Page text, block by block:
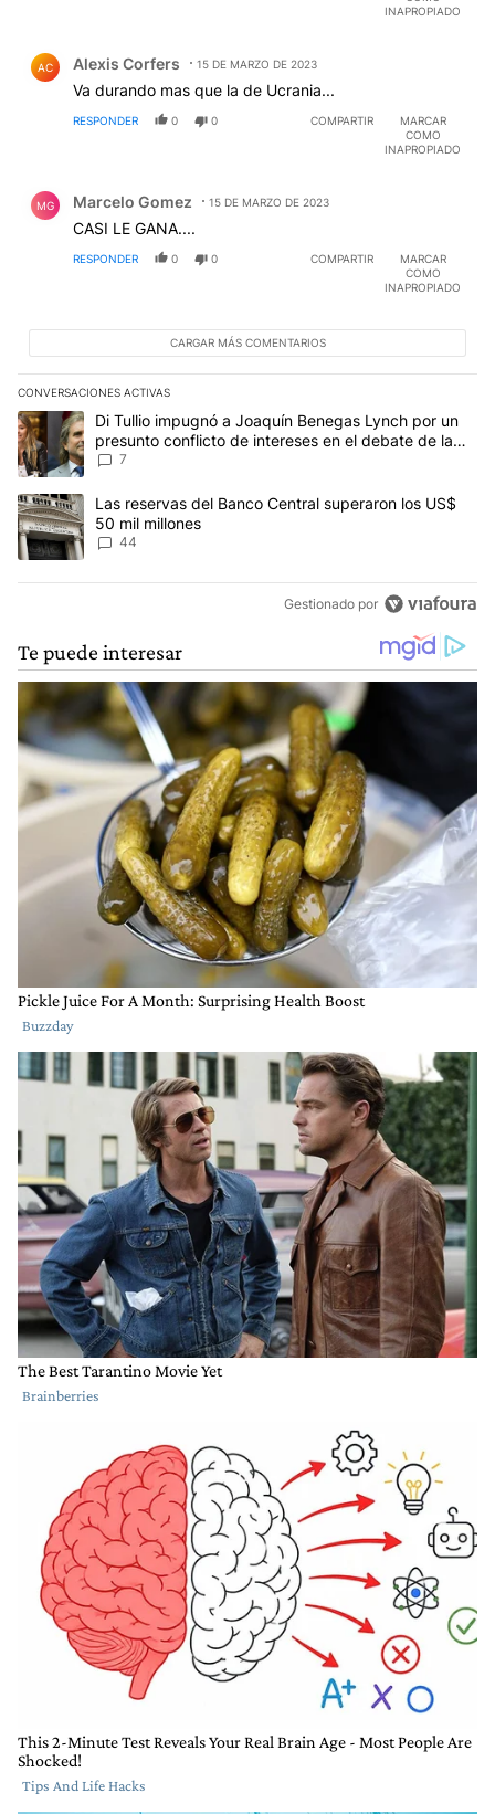
INAPROPIADO
AC Alexis Corfers 15 DE MARZO DE 2023
Va durando mas que la de Ucrania...
RESPONDER 0 0 COMPARTIR
MARCAR
COMO
INAPROPIADO
MG Marcelo Gomez 15 DE MARZO DE 2023
CASI LE GANA....
RESPONDER 0 0 COMPARTIR
MARCAR
COMO
INAPROPIADO
CARGAR MÁS COMENTARIOS
CONVERSACIONES ACTIVAS
Este listado muestra los artículos con más comentarios en los
Un artículo de tendencia con el título "Di Tullio impugnó a
Di Tullio impugnó a Joaquín Benegas Lynch por un
presunto conflicto de intereses en el debate de la
Ley de Tierras
7
Un artículo de tendencia con el título "Las reservas del Banco
Las reservas del Banco Central superaron los US$
50 mil millones
44
Gestionado por